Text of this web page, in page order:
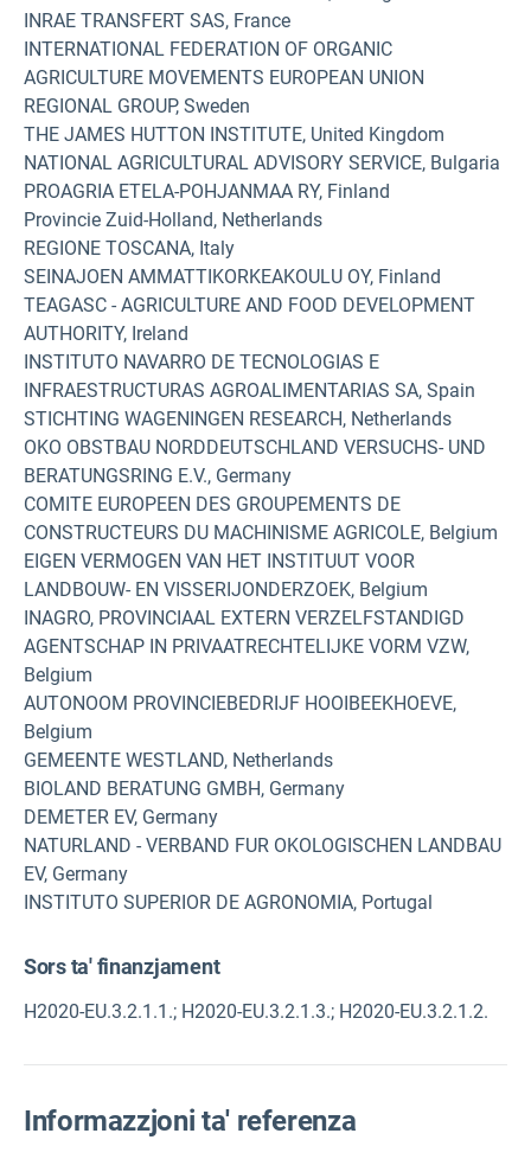
INRAE TRANSFERT SAS, France
INTERNATIONAL FEDERATION OF ORGANIC
AGRICULTURE MOVEMENTS EUROPEAN UNION
REGIONAL GROUP, Sweden
THE JAMES HUTTON INSTITUTE, United Kingdom
NATIONAL AGRICULTURAL ADVISORY SERVICE, Bulgaria
PROAGRIA ETELA-POHJANMAA RY, Finland
Provincie Zuid-Holland, Netherlands
REGIONE TOSCANA, Italy
SEINAJOEN AMMATTIKORKEAKOULU OY, Finland
TEAGASC - AGRICULTURE AND FOOD DEVELOPMENT
AUTHORITY, Ireland
INSTITUTO NAVARRO DE TECNOLOGIAS E
INFRAESTRUCTURAS AGROALIMENTARIAS SA, Spain
STICHTING WAGENINGEN RESEARCH, Netherlands
OKO OBSTBAU NORDDEUTSCHLAND VERSUCHS- UND
BERATUNGSRING E.V., Germany
COMITE EUROPEEN DES GROUPEMENTS DE
CONSTRUCTEURS DU MACHINISME AGRICOLE, Belgium
EIGEN VERMOGEN VAN HET INSTITUUT VOOR
LANDBOUW- EN VISSERIJONDERZOEK, Belgium
INAGRO, PROVINCIAAL EXTERN VERZELFSTANDIGD
AGENTSCHAP IN PRIVAATRECHTELIJKE VORM VZW,
Belgium
AUTONOOM PROVINCIEBEDRIJF HOOIBEEKHOEVE,
Belgium
GEMEENTE WESTLAND, Netherlands
BIOLAND BERATUNG GMBH, Germany
DEMETER EV, Germany
NATURLAND - VERBAND FUR OKOLOGISCHEN LANDBAU
EV, Germany
INSTITUTO SUPERIOR DE AGRONOMIA, Portugal
Sors ta' finanzjament
H2020-EU.3.2.1.1.; H2020-EU.3.2.1.3.; H2020-EU.3.2.1.2.
Informazzjoni ta' referenza